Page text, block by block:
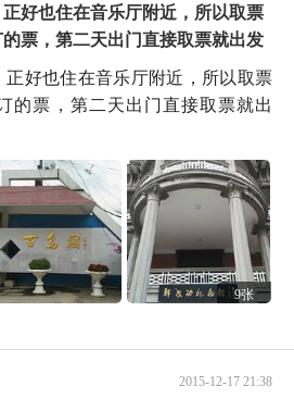
好也住在音乐厅附近，所以取票
票，第二天出门直接取票就出发
好也住在音乐厅附近，所以取票
的票，第二天出门直接取票就出
9张
2015-12-17 21:38